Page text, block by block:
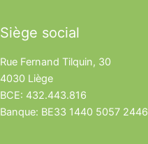
Siège social
Rue Fernand Tilquin, 30
4030 Liège
BCE: 432.443.816
Banque: BE33 1440 5057 2446